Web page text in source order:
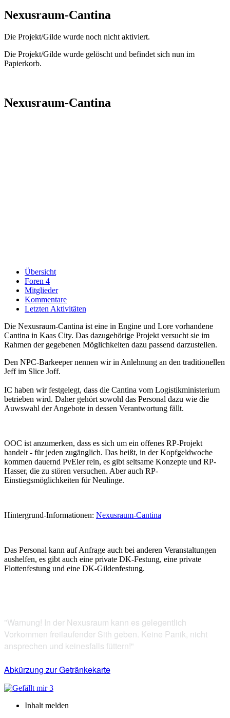
Nexusraum-Cantina
Die Projekt/Gilde wurde noch nicht aktiviert.
Die Projekt/Gilde wurde gelöscht und befindet sich nun im
Papierkorb.
Nexusraum-Cantina
Übersicht
Foren 4
Mitglieder
Kommentare
Letzten Aktivitäten
Die Nexusraum-Cantina ist eine in Engine und Lore vorhandene
Cantina in Kaas City. Das dazugehörige Projekt versucht sie im
Rahmen der gegebenen Möglichkeiten dazu passend darzustellen.
Den NPC-Barkeeper nennen wir in Anlehnung an den traditionellen
Jeff im Slice Joff.
IC haben wir festgelegt, dass die Cantina vom Logistikministerium
betrieben wird. Daher gehört sowohl das Personal dazu wie die
Auwswahl der Angebote in dessen Verantwortung fällt.
OOC ist anzumerken, dass es sich um ein offenes RP-Projekt
handelt - für jeden zugänglich. Das heißt, in der Kopfgeldwoche
kommen dauernd PvEler rein, es gibt seltsame Konzepte und RP-
Hasser, die zu stören versuchen. Aber auch RP-
Einstiegsmöglichkeiten für Neulinge.
Hintergrund-Informationen: Nexusraum-Cantina
Das Personal kann auf Anfrage auch bei anderen Veranstaltungen
aushelfen, es gibt auch eine private DK-Festung, eine private
Flottenfestung und eine DK-Gildenfestung.
"Warnung! In der Nexusraum kann es gelegentlich
Vorkommen freilaufender Sith geben. Keine Panik, nicht
ansprechen und keinesfalls füttern!"
Abkürzung zur Getränkekarte
3
Inhalt melden